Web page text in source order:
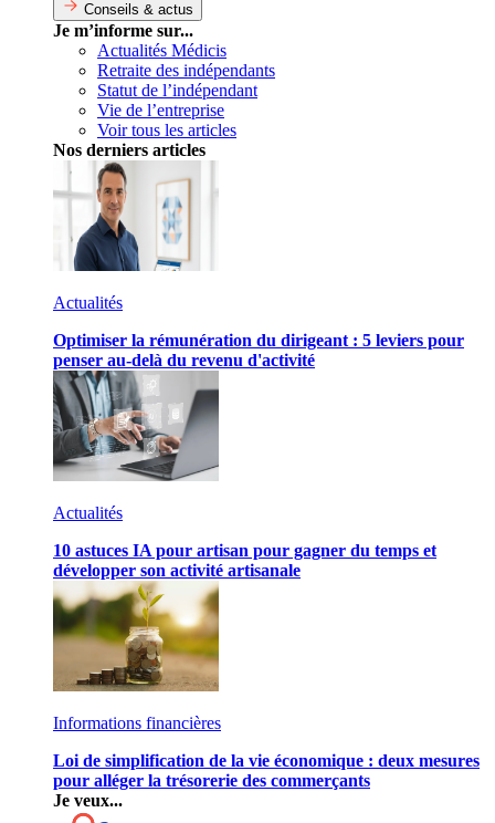
Conseils & actus
Je m’informe sur...
Actualités Médicis
Retraite des indépendants
Statut de l’indépendant
Vie de l’entreprise
Voir tous les articles
Nos derniers articles
Actualités
Optimiser la rémunération du dirigeant : 5 leviers pour
penser au-delà du revenu d'activité
Actualités
10 astuces IA pour artisan pour gagner du temps et
développer son activité artisanale
Informations financières
Loi de simplification de la vie économique : deux mesures
pour alléger la trésorerie des commerçants
Je veux...